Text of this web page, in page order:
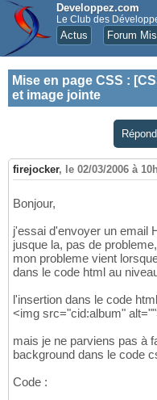
Developpez.com
Le Club des
Actus Forum
Mise en page CSS :
et image jointe
firejocker, le 02/03/2006 à
Bonjour,
j'essai d'envoyer un email
jusque la, pas de
mon probleme vient
dans le code html au
l'insertion dans le code
<img src="cid:album"
mais je ne parviens pas à
background dans le code
Code :